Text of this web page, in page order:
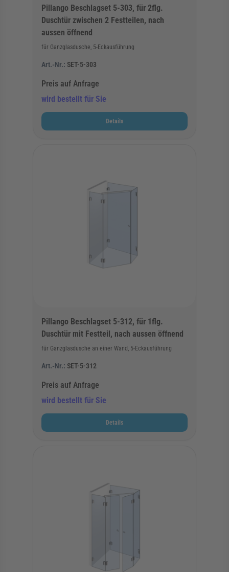
Pillango Beschlagset 5-303, für 2flg.
Duschtür zwischen 2 Festteilen, nach
aussen öffnend
für Ganzglasdusche, 5-Eckausführung
Art.-Nr.: SET-5-303
Preis auf Anfrage
wird bestellt für Sie
Details
Pillango Beschlagset 5-312, für 1flg.
Duschtür mit Festteil, nach aussen öffnend
für Ganzglasdusche an einer Wand, 5-Eckausführung
Art.-Nr.: SET-5-312
Preis auf Anfrage
wird bestellt für Sie
Details